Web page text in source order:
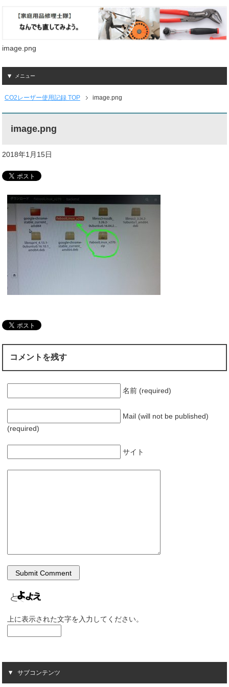
image.png
メニュー
CO2レーザー使用記録 TOP image.png
image.png
2018年1月15日
コメントを残す
名前 (required)
Mail (will not be published)
(required)
サイト
上に表示された文字を入力してください。
サブコンテンツ